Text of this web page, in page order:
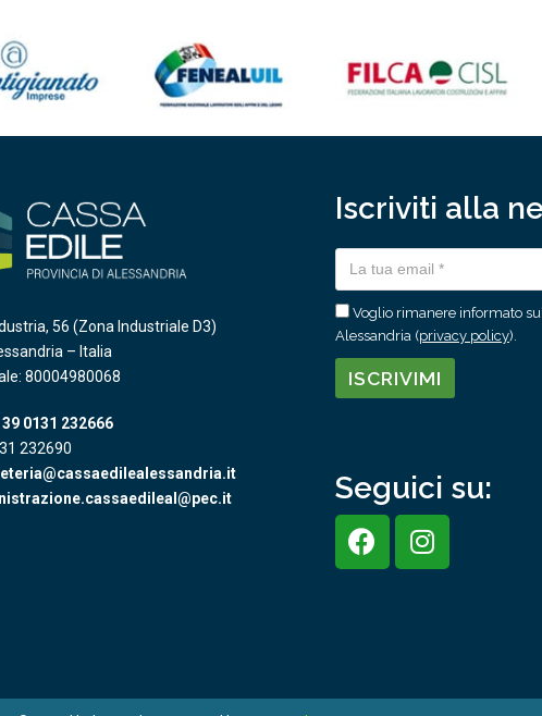
56 (Zona Industriale D3)
– Italia
80004980068
39 0131 232666
232690
Iscriviti alla
Voglio rimanere informato
Alessandria (privacy policy).
Seguici su: